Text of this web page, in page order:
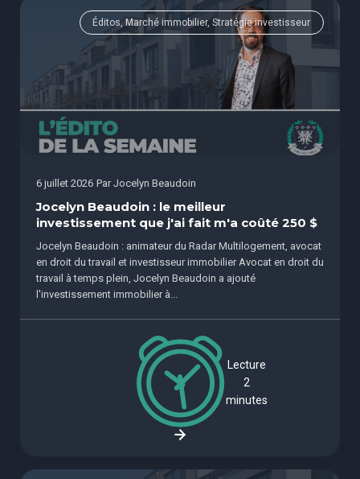
Éditos, Marché immobilier, Stratégie investisseur
6 juillet 2026 Par Jocelyn Beaudoin
Jocelyn Beaudoin : le meilleur
investissement que j'ai fait m'a coûté 250 $
Jocelyn Beaudoin : animateur du Radar Multilogement, avocat
en droit du travail et investisseur immobilier Avocat en droit du
travail à temps plein, Jocelyn Beaudoin a ajouté
l'investissement immobilier à...
Lecture
2
minutes